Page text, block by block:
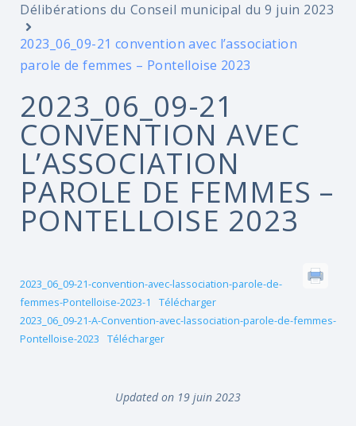
Délibérations du Conseil municipal du 9 juin 2023
2023_06_09-21 convention avec l’association
parole de femmes – Pontelloise 2023
2023_06_09-21
CONVENTION AVEC
L’ASSOCIATION
PAROLE DE FEMMES –
PONTELLOISE 2023
2023_06_09-21-convention-avec-lassociation-parole-de-
femmes-Pontelloise-2023-1
Télécharger
2023_06_09-21-A-Convention-avec-lassociation-parole-de-femmes-
Pontelloise-2023
Télécharger
Updated on 19 juin 2023